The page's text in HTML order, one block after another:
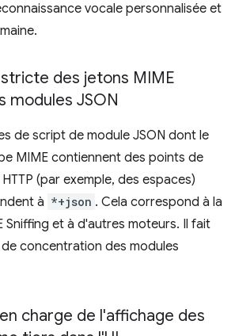
vocale personnalisée et
des jetons MIME
modules JSON
de script de module JSON dont le
MIME contiennent des points de
(par exemple, des espaces)
à *+json . Cela correspond à la
Sniffing et à d'autres moteurs. Il fait
concentration des modules
charge de l'affichage des